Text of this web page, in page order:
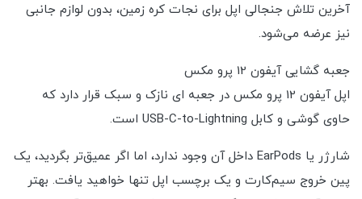
آخرین تلاش جنجالی اپل برای نجات کره زمین، بدون لوازم جانبی
نیز عرضه می‌شود.
جعبه گشایی آیفون 12 پرو مکس
اپل آیفون 12 پرو مکس در جعبه ای نازک و سبک قرار دارد که
حاوی گوشی و کابل USB-C-to-Lightning است.
شارژر یا EarPods داخل آن وجود ندارد، اما اگر عمیق‌تر بگردید، یک
پین خروج سیم‌کارت و یک برچسب اپل تنها خواهید یافت. بهتر